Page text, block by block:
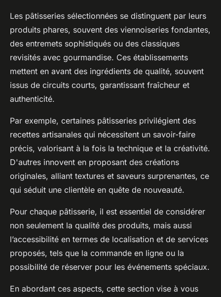
Les pâtisseries sélectionnées se distinguent par leurs
produits phares, souvent des viennoiseries fondantes,
des entremets sophistiqués ou des classiques
revisités avec gourmandise. Ces établissements
mettent en avant des ingrédients de qualité, souvent
issus de circuits courts, garantissant fraîcheur et
authenticité.
Par exemple, certaines pâtisseries privilégient des
recettes artisanales qui nécessitent un savoir-faire
précis, valorisant à la fois la technique et la créativité.
D'autres innovent en proposant des créations
originales, alliant textures et saveurs surprenantes, ce
qui séduit une clientèle en quête de nouveauté.
Pour chaque pâtisserie, il est essentiel de considérer
non seulement la qualité des produits, mais aussi
l’accessibilité en termes de localisation et de services
proposés, tels que la commande en ligne ou la
possibilité de réserver pour les événements spéciaux.
En abordant ces aspects, cette section vise à vous